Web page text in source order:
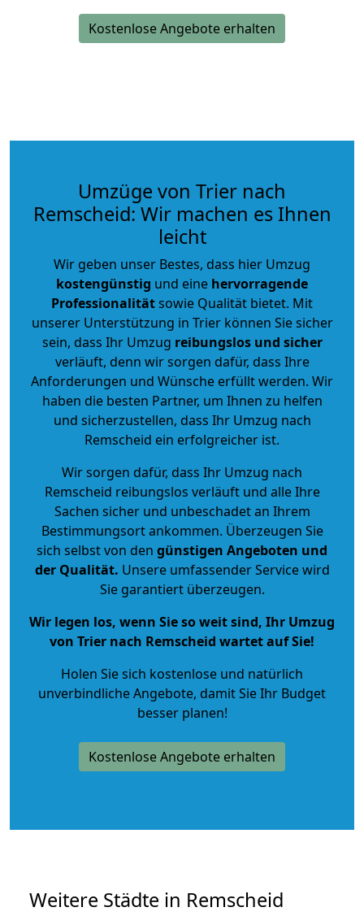
Kostenlose Angebote erhalten
Umzüge von Trier nach
Remscheid: Wir machen es Ihnen
leicht
Wir geben unser Bestes, dass hier Umzug
kostengünstig und eine hervorragende
Professionalitätsowie Qualität bietet. Mit
unserer Unterstützung in Trier können Sie sicher
sein, dass Ihr Umzug reibungslos und sicher
verläuft, denn wir sorgen dafür, dass Ihre
Anforderungen und Wünsche erfüllt werden. Wir
haben die besten Partner, um Ihnen zu helfen
und sicherzustellen, dass Ihr Umzug nach
Remscheid ein erfolgreicher ist.
Wir sorgen dafür, dass Ihr Umzug nach
Remscheid reibungslos verläuft und alle Ihre
Sachen sicher und unbeschadet an Ihrem
Bestimmungsort ankommen. Überzeugen Sie
sich selbst von den günstigen Angeboten und
der Qualität. Unsere umfassender Service wird
Sie garantiert überzeugen.
Wir legen los, wenn Sie so weit sind, Ihr Umzug
von Trier nach Remscheid wartet auf Sie!
Holen Sie sich kostenlose und natürlich
unverbindliche Angebote, damit Sie Ihr Budget
besser planen!
Kostenlose Angebote erhalten
Weitere Städte in Remscheid